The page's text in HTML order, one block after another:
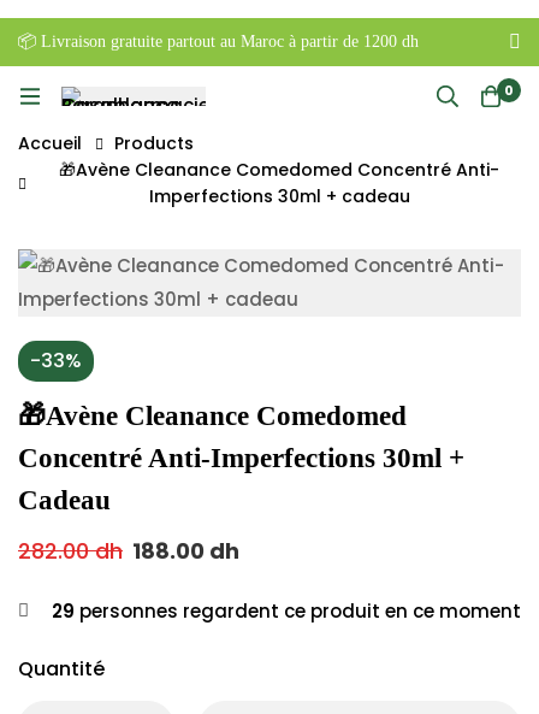
📦 Livraison gratuite partout au Maroc à partir de 1200 dh
0
Accueil
Products
🎁Avène Cleanance Comedomed Concentré Anti-
Imperfections 30ml + cadeau
-33%
🎁Avène Cleanance Comedomed
Concentré Anti-Imperfections 30ml +
Cadeau
282.00dh 188.00 dh
29 personnes regardent ce produit en ce moment
Quantité